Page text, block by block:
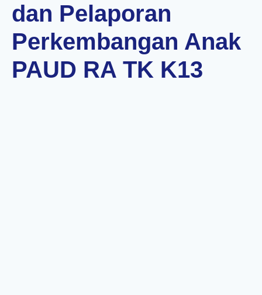
dan Pelaporan
Perkembangan Anak
PAUD RA TK K13